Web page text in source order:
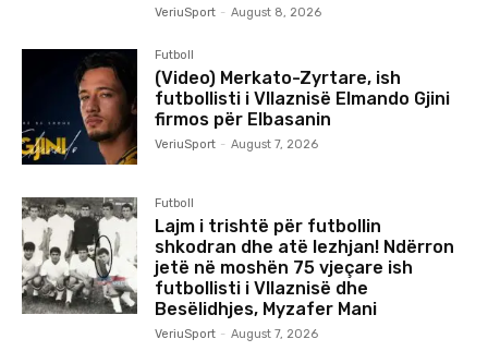
VeriuSport - August 8, 2026
Futboll
(Video) Merkato-Zyrtare, ish
futbollisti i Vllaznisë Elmando Gjini
firmos për Elbasanin
VeriuSport - August 7, 2026
Futboll
Lajm i trishtë për futbollin
shkodran dhe atë lezhjan! Ndërron
jetë në moshën 75 vjeçare ish
futbollisti i Vllaznisë dhe
Besëlidhjes, Myzafer Mani
VeriuSport - August 7, 2026